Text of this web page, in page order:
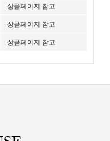
상품페이지 참고
상품페이지 참고
상품페이지 참고